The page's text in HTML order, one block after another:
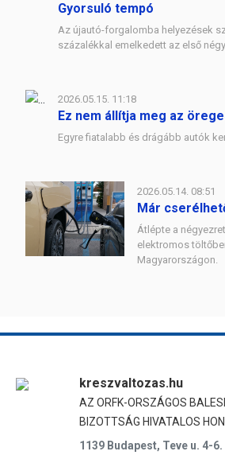
Gyorsuló tempó
Az újautó-forgalomba helyezések
százalékkal emelkedett az első
2026.05.15. 11:18
Ez nem állítja meg az
Egyre fiatalabb és drágább autók
2026.05.14. 08:51
Már
Átlépte a
elektromos
Magyarországon.
kreszvaltozas.hu
AZ ORFK-ORSZÁGOS
BIZOTTSÁG HIVATALOS
1139 Budapest, Teve u. 4-6.